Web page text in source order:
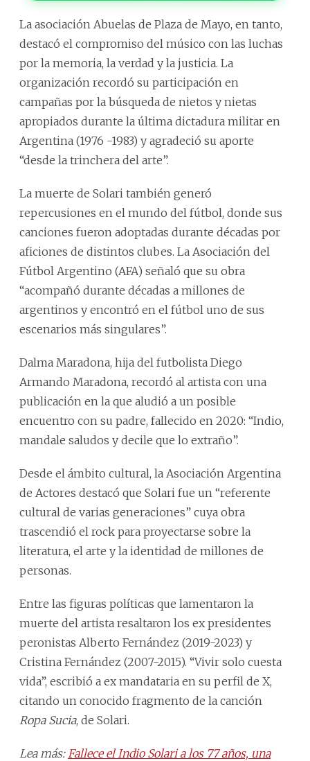
La asociación Abuelas de Plaza de Mayo, en tanto,
destacó el compromiso del músico con las luchas
por la memoria, la verdad y la justicia. La
organización recordó su participación en
campañas por la búsqueda de nietos y nietas
apropiados durante la última dictadura militar en
Argentina (1976 -1983) y agradeció su aporte
“desde la trinchera del arte”.
La muerte de Solari también generó
repercusiones en el mundo del fútbol, donde sus
canciones fueron adoptadas durante décadas por
aficiones de distintos clubes. La Asociación del
Fútbol Argentino (AFA) señaló que su obra
“acompañó durante décadas a millones de
argentinos y encontró en el fútbol uno de sus
escenarios más singulares”.
Dalma Maradona, hija del futbolista Diego
Armando Maradona, recordó al artista con una
publicación en la que aludió a un posible
encuentro con su padre, fallecido en 2020: “Indio,
mandale saludos y decile que lo extraño”.
Desde el ámbito cultural, la Asociación Argentina
de Actores destacó que Solari fue un “referente
cultural de varias generaciones” cuya obra
trascendió el rock para proyectarse sobre la
literatura, el arte y la identidad de millones de
personas.
Entre las figuras políticas que lamentaron la
muerte del artista resaltaron los ex presidentes
peronistas Alberto Fernández (2019-2023) y
Cristina Fernández (2007-2015). “Vivir solo cuesta
vida”, escribió a ex mandataria en su perfil de X,
citando un conocido fragmento de la canción
Ropa Sucia, de Solari.
Lea más: Fallece el Indio Solari a los 77 años, una